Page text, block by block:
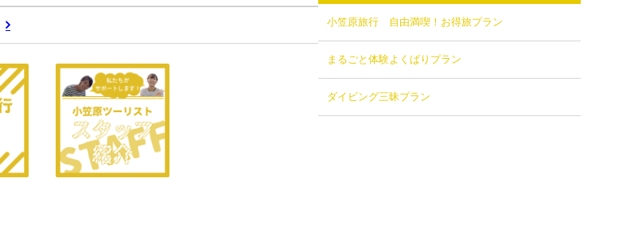
小笠原旅行 自由満喫！お得旅プラン
まるごと体験よくばりプラン
ダイビング三昧プラン